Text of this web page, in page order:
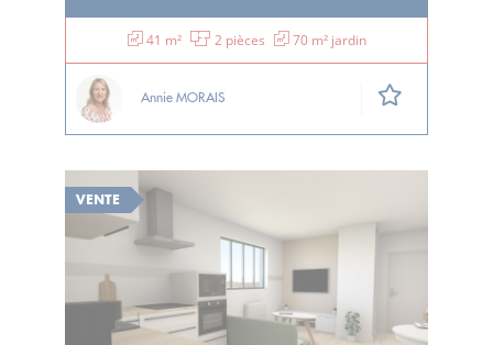
41 m² 2 pièces 70 m² jardin
Annie MORAIS
VENTE